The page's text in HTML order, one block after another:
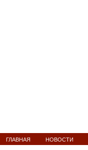
ГЛАВНАЯ НОВОСТИ